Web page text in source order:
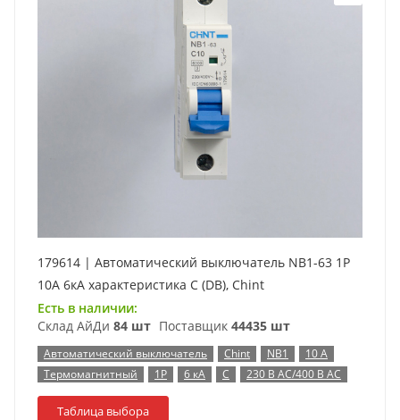
179614 | Автоматический выключатель NB1-63 1P
10А 6кА характеристика C (DB), Chint
Есть в наличии:
Склад АйДи 84 шт Поставщик 44435 шт
Автоматический выключатель Chint NB1
10 А
Термомагнитный
1P 6 кА C 230 В AC/400 В AC
Таблица выбора